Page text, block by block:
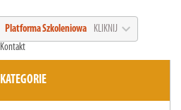
Platforma Szkoleniowa KLIKNIJ expand_more
Kontakt
KATEGORIE